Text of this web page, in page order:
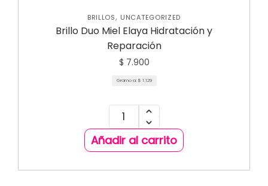
BRILLOS, UNCATEGORIZED
Brillo Duo Miel Elaya Hidratación y
Reparación
$ 7.900
Gramo a: $ 1.129
Añadir al carrito